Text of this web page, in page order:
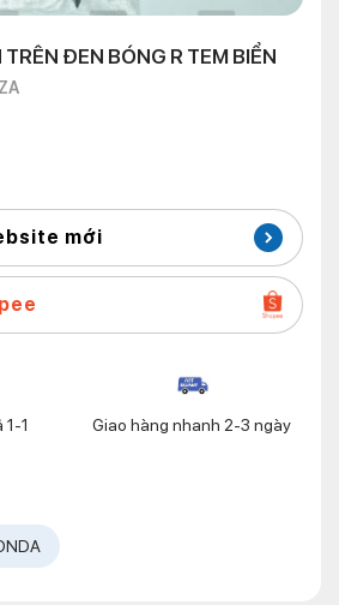
ĐEN BÓNG R TEM BIỂN
mới
1-1 Giao hàng nhanh 2-3 ngày